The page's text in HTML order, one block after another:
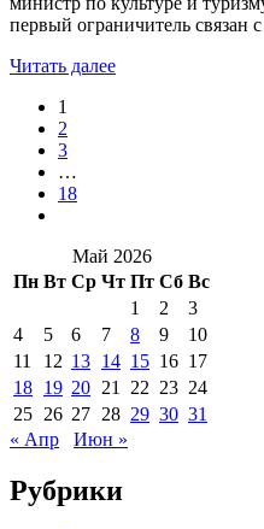
первый ограничитель связан
Читать далее
1
2
3
…
18
Май 2026
Пн Вт Ср Чт Пт Сб Вс
1
2
3
4
5 6 7 8 9
10
11
12 13 14 15 16 17
18 19 20 21 22 23 24
25 26 27 28 29 30 31
« Апр
Июн »
Рубрики